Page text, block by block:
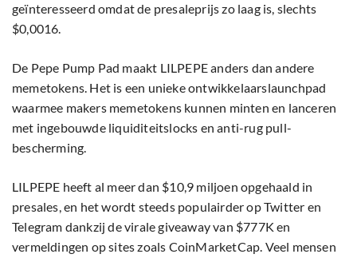
geïnteresseerd omdat de presaleprijs zo laag is, slechts
$0,0016.
De Pepe Pump Pad maakt LILPEPE anders dan andere
memetokens. Het is een unieke ontwikkelaarslaunchpad
waarmee makers memetokens kunnen minten en lanceren
met ingebouwde liquiditeitslocks en anti-rug pull-
bescherming.
LILPEPE heeft al meer dan $10,9 miljoen opgehaald in
presales, en het wordt steeds populairder op Twitter en
Telegram dankzij de virale giveaway van $777K en
vermeldingen op sites zoals CoinMarketCap. Veel mensen